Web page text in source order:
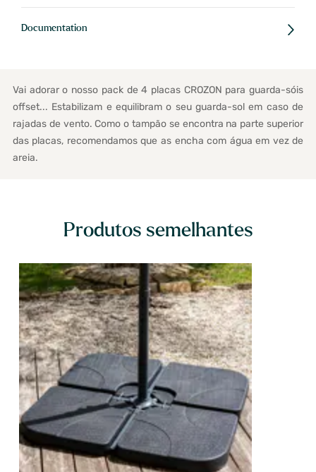
Documentation
Vai adorar o nosso pack de 4 placas CROZON para guarda-sóis
offset... Estabilizam e equilibram o seu guarda-sol em caso de
rajadas de vento. Como o tampão se encontra na parte superior
das placas, recomendamos que as encha com água em vez de
areia.
Produtos semelhantes